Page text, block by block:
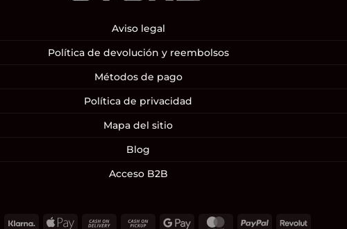
Aviso legal
Política de devolución y reembolsos
Métodos de pago
Política de privacidad
Mapa del sitio
Blog
Acceso B2B
Visa Klarna Apple Cash Cash Google MasterCardPayPal Revolut